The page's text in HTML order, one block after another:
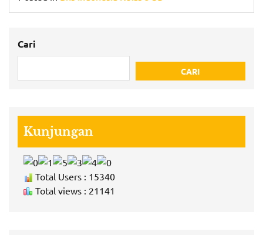
Cari
CARI
Kunjungan
Total Users : 15340
Total views : 21141